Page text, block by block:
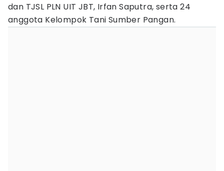
dan TJSL PLN UIT JBT, Irfan Saputra, serta 24
anggota Kelompok Tani Sumber Pangan.